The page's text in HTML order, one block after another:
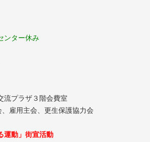
ンター休み
ザ３階会費室
主会、更生保護協力会
運動」街宣活動